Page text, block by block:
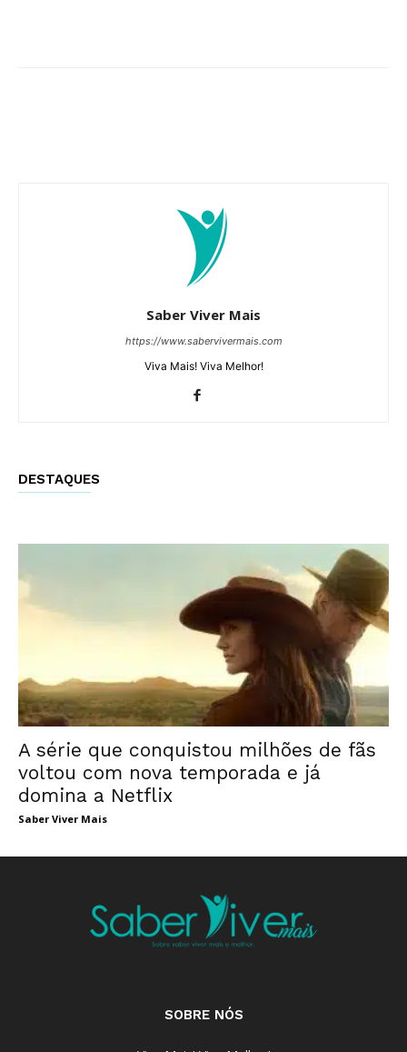
Saber Viver Mais
https://www.sabervivermais.com
Viva Mais! Viva Melhor!
DESTAQUES
A série que conquistou milhões de fãs
voltou com nova temporada e já
domina a Netflix
Saber Viver Mais
SOBRE NÓS